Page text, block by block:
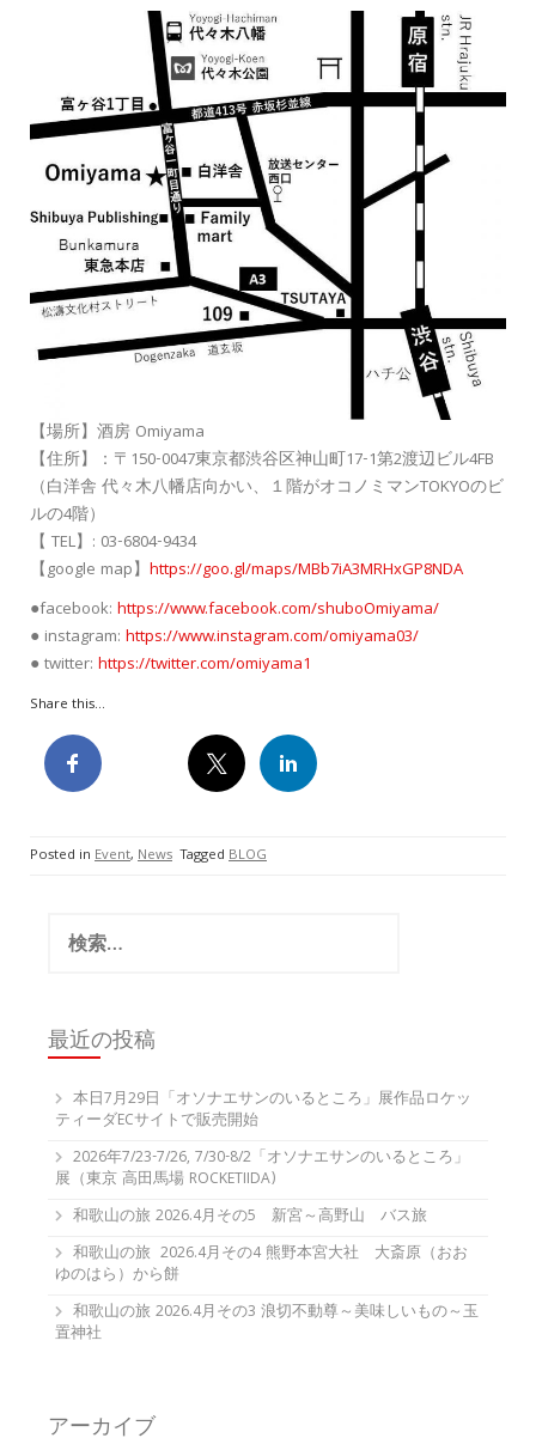
【場所】酒房 Omiyama
【住所】：〒150-0047東京都渋谷区神山町17-1第2渡辺ビル4FB
（白洋舎 代々木八幡店向かい、１階がオコノミマンTOKYOのビ
ルの4階）
【 TEL】: 03-6804-9434
【google map】 https://goo.gl/maps/MBb7iA3MRHxGP8NDA
●facebook: https://www.facebook.com/shuboOmiyama/
● instagram: https://www.instagram.com/omiyama03/
● twitter: https://twitter.com/omiyama1
Share this...
Posted in Event, News Tagged BLOG
最近の投稿
本日7月29日「オソナエサンのいるところ」展作品ロケッ
ティーダECサイトで販売開始
2026年7/23-7/26, 7/30-8/2「オソナエサンのいるところ」
展（東京 高田馬場 ROCKETIIDA)
和歌山の旅 2026.4月その5 新宮～高野山 バス旅
和歌山の旅 2026.4月その4 熊野本宮大社 大斎原（おお
ゆのはら）から餅
和歌山の旅 2026.4月その3 浪切不動尊～美味しいもの～玉
置神社
アーカイブ